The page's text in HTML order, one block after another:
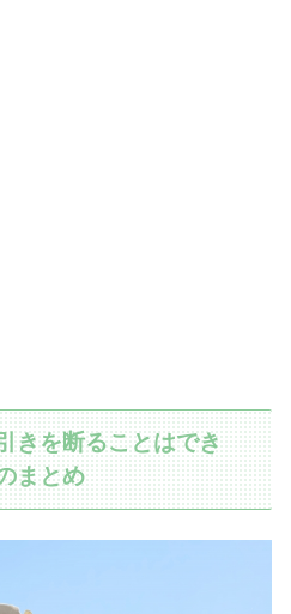
きを断ることはでき
まとめ